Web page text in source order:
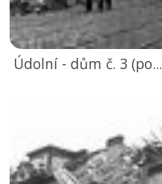
Údolní - dům č. 3 (po...